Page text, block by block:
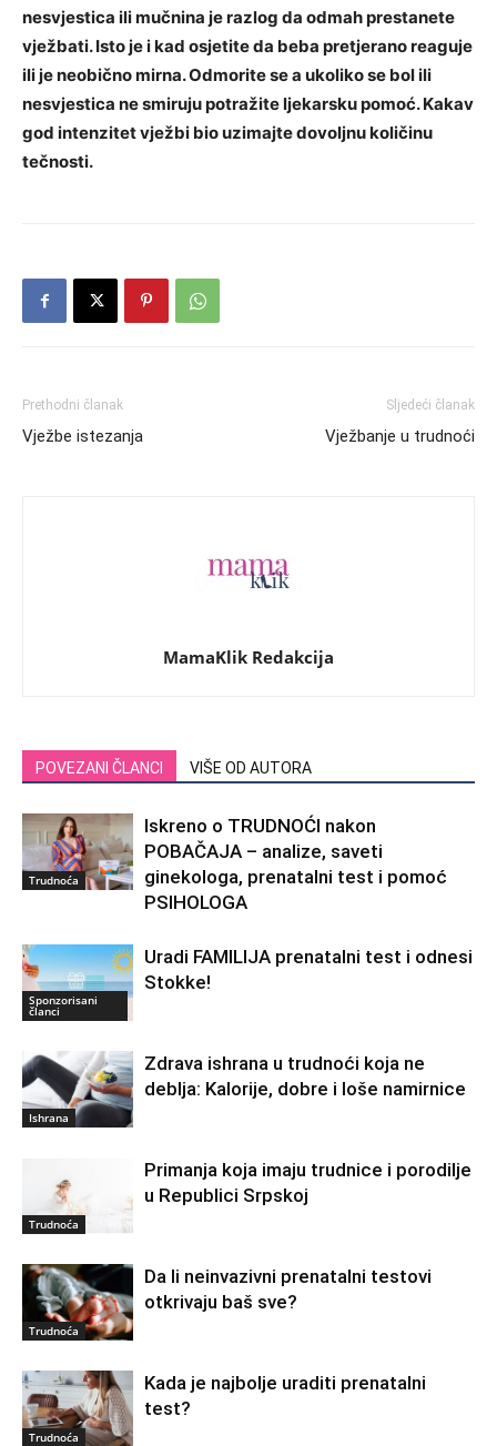
nesvjestica ili mučnina je razlog da odmah prestanete
vježbati. Isto je i kad osjetite da beba pretjerano reaguje
ili je neobično mirna. Odmorite se a ukoliko se bol ili
nesvjestica ne smiruju potražite ljekarsku pomoć. Kakav
god intenzitet vježbi bio uzimajte dovoljnu količinu
tečnosti.
Prethodni članak
Vježbe istezanja
Sljedeći članak
Vježbanje u trudnoći
MamaKlik Redakcija
POVEZANI ČLANCI VIŠE OD AUTORA
Trudnoća
Iskreno o TRUDNOĆI nakon
POBAČAJA – analize, saveti
ginekologa, prenatalni test i pomoć
PSIHOLOGA
Sponzorisani
članci
Uradi FAMILIJA prenatalni test i odnesi
Stokke!
Ishrana
Zdrava ishrana u trudnoći koja ne
deblja: Kalorije, dobre i loše namirnice
Trudnoća
Primanja koja imaju trudnice i porodilje
u Republici Srpskoj
Trudnoća
Da li neinvazivni prenatalni testovi
otkrivaju baš sve?
Trudnoća
Kada je najbolje uraditi prenatalni
test?